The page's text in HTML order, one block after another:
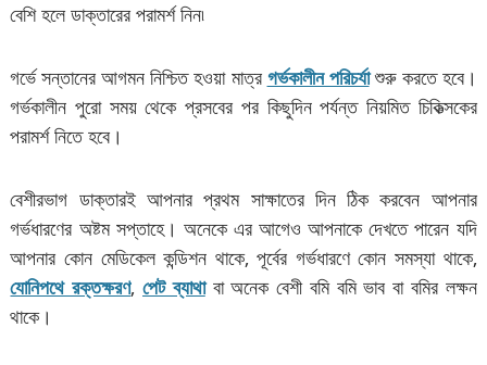
বেশি হলে ডাক্তারের পরামর্শ নিন৷
গর্ভে সন্তানের আগমন নিশ্চিত হওয়া মাত্র গর্ভকালীন পরিচর্যাশুরু করতে হবে।
গর্ভকালীন পুরো সময় থেকে প্রসবের পর কিছুদিন পর্যন্ত নিয়মিত চিকিত্‍সকের
পরামর্শ নিতে হবে।
বেশীরভাগ ডাক্তারই আপনার প্রথম সাক্ষাতের দিন ঠিক করবেন আপনার
গর্ভধারণের অষ্টম সপ্তাহে। অনেকে এর আগেও আপনাকে দেখতে পারেন যদি
আপনার কোন মেডিকেল কন্ডিশন থাকে, পূর্বের গর্ভধারণে কোন সমস্যা থাকে,
যোনিপথে রক্তক্ষরণ,পেট ব্যাথাবা অনেক বেশী বমি বমি ভাব বা বমির লক্ষন
থাকে।